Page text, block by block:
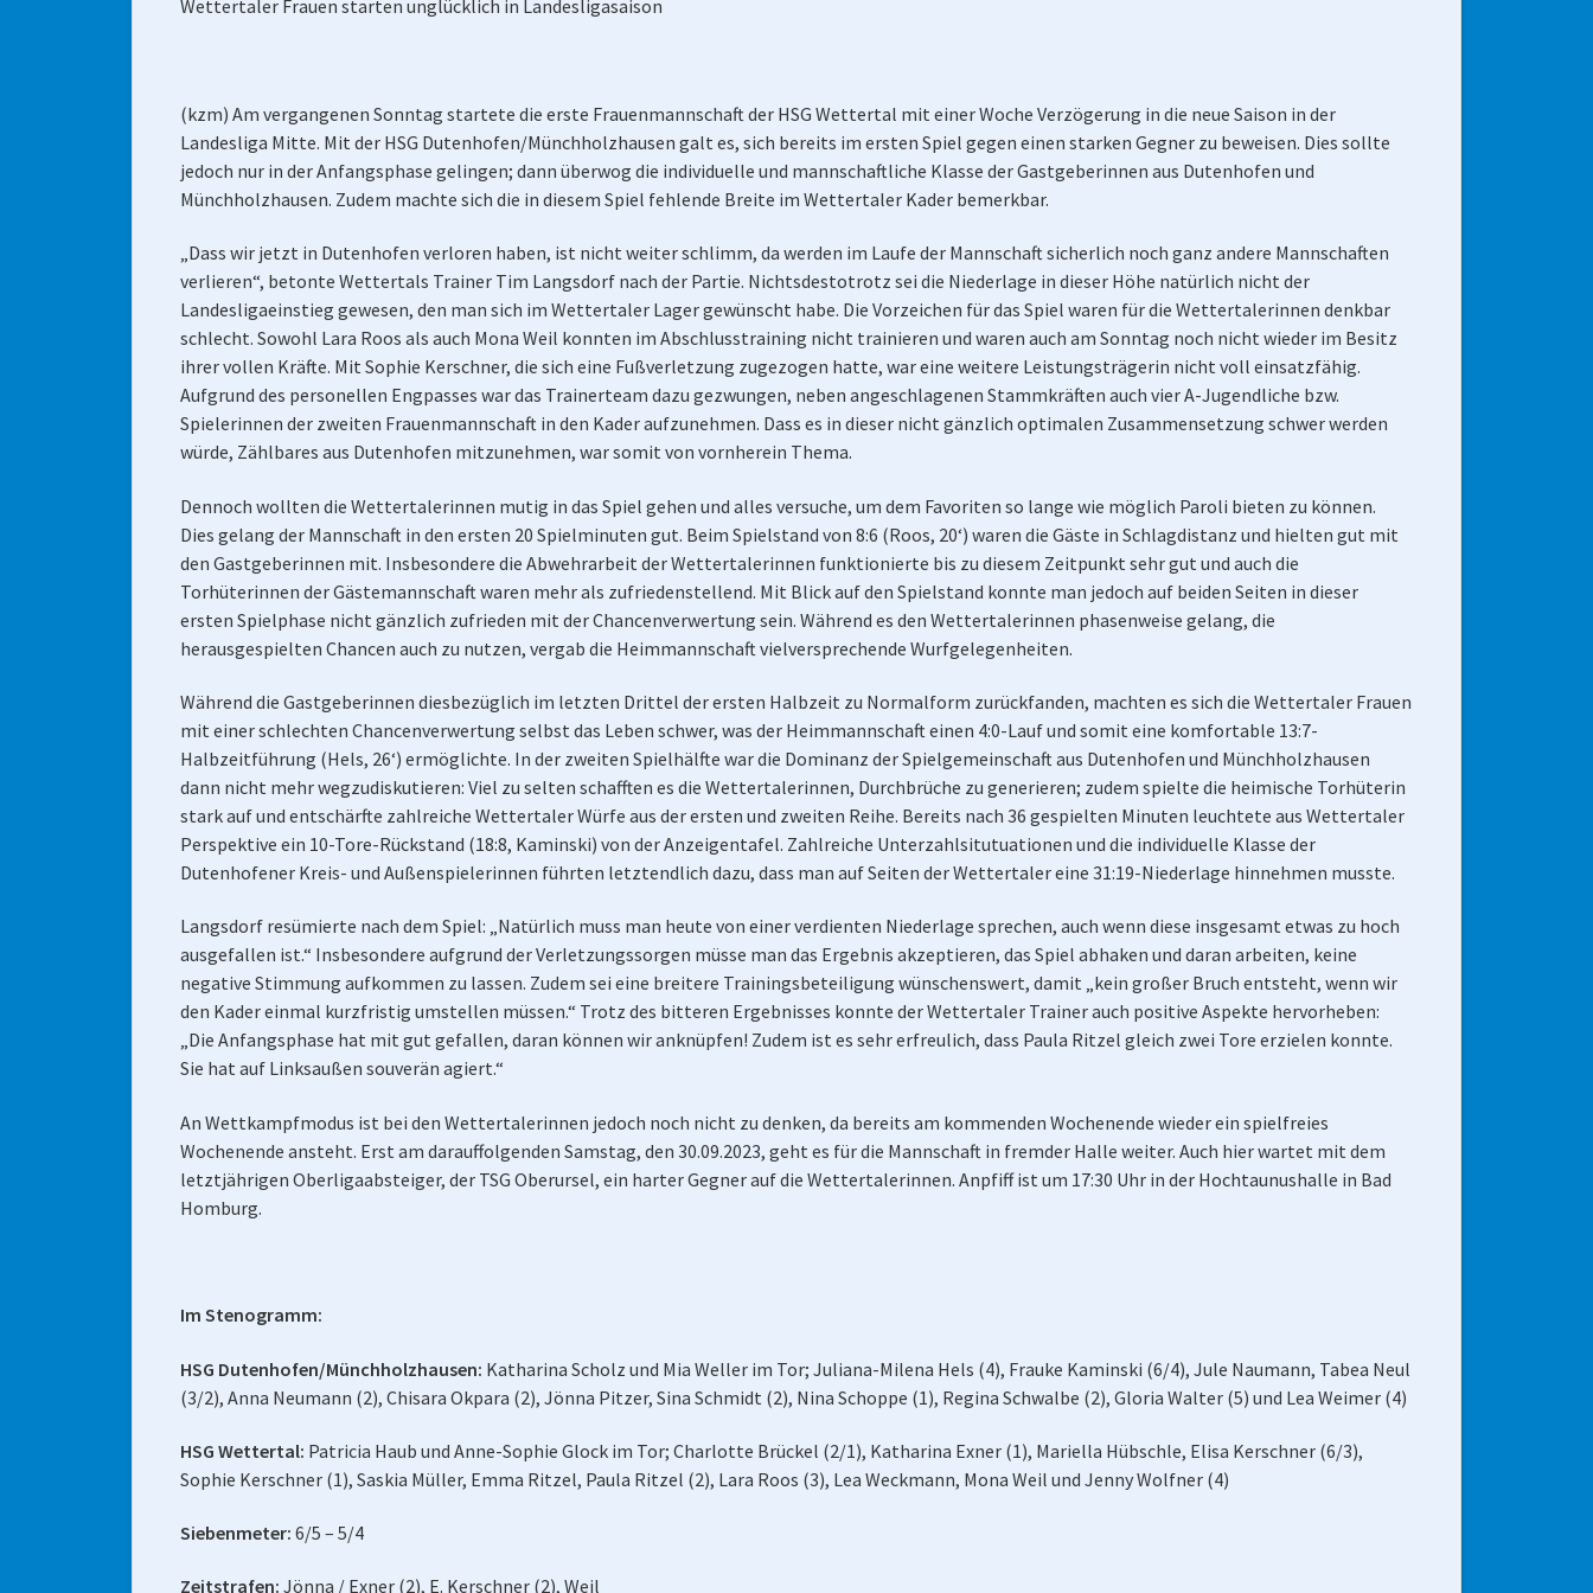
Wettertaler Frauen starten unglücklich in Landesligasaison
(kzm) Am vergangenen Sonntag startete die erste Frauenmannschaft der HSG Wettertal mit einer Woche Verzögerung in die neue Saison in der
Landesliga Mitte. Mit der HSG Dutenhofen/Münchholzhausen galt es, sich bereits im ersten Spiel gegen einen starken Gegner zu beweisen. Dies sollte
jedoch nur in der Anfangsphase gelingen; dann überwog die individuelle und mannschaftliche Klasse der Gastgeberinnen aus Dutenhofen und
Münchholzhausen. Zudem machte sich die in diesem Spiel fehlende Breite im Wettertaler Kader bemerkbar.
„Dass wir jetzt in Dutenhofen verloren haben, ist nicht weiter schlimm, da werden im Laufe der Mannschaft sicherlich noch ganz andere Mannschaften
verlieren“, betonte Wettertals Trainer Tim Langsdorf nach der Partie. Nichtsdestotrotz sei die Niederlage in dieser Höhe natürlich nicht der
Landesligaeinstieg gewesen, den man sich im Wettertaler Lager gewünscht habe. Die Vorzeichen für das Spiel waren für die Wettertalerinnen denkbar
schlecht. Sowohl Lara Roos als auch Mona Weil konnten im Abschlusstraining nicht trainieren und waren auch am Sonntag noch nicht wieder im Besitz
ihrer vollen Kräfte. Mit Sophie Kerschner, die sich eine Fußverletzung zugezogen hatte, war eine weitere Leistungsträgerin nicht voll einsatzfähig.
Aufgrund des personellen Engpasses war das Trainerteam dazu gezwungen, neben angeschlagenen Stammkräften auch vier A-Jugendliche bzw.
Spielerinnen der zweiten Frauenmannschaft in den Kader aufzunehmen. Dass es in dieser nicht gänzlich optimalen Zusammensetzung schwer werden
würde, Zählbares aus Dutenhofen mitzunehmen, war somit von vornherein Thema.
Dennoch wollten die Wettertalerinnen mutig in das Spiel gehen und alles versuche, um dem Favoriten so lange wie möglich Paroli bieten zu können.
Dies gelang der Mannschaft in den ersten 20 Spielminuten gut. Beim Spielstand von 8:6 (Roos, 20‘) waren die Gäste in Schlagdistanz und hielten gut mit
den Gastgeberinnen mit. Insbesondere die Abwehrarbeit der Wettertalerinnen funktionierte bis zu diesem Zeitpunkt sehr gut und auch die
Torhüterinnen der Gästemannschaft waren mehr als zufriedenstellend. Mit Blick auf den Spielstand konnte man jedoch auf beiden Seiten in dieser
ersten Spielphase nicht gänzlich zufrieden mit der Chancenverwertung sein. Während es den Wettertalerinnen phasenweise gelang, die
herausgespielten Chancen auch zu nutzen, vergab die Heimmannschaft vielversprechende Wurfgelegenheiten.
Während die Gastgeberinnen diesbezüglich im letzten Drittel der ersten Halbzeit zu Normalform zurückfanden, machten es sich die Wettertaler Frauen
mit einer schlechten Chancenverwertung selbst das Leben schwer, was der Heimmannschaft einen 4:0-Lauf und somit eine komfortable 13:7-
Halbzeitführung (Hels, 26‘) ermöglichte. In der zweiten Spielhälfte war die Dominanz der Spielgemeinschaft aus Dutenhofen und Münchholzhausen
dann nicht mehr wegzudiskutieren: Viel zu selten schafften es die Wettertalerinnen, Durchbrüche zu generieren; zudem spielte die heimische Torhüterin
stark auf und entschärfte zahlreiche Wettertaler Würfe aus der ersten und zweiten Reihe. Bereits nach 36 gespielten Minuten leuchtete aus Wettertaler
Perspektive ein 10-Tore-Rückstand (18:8, Kaminski) von der Anzeigentafel. Zahlreiche Unterzahlsitutuationen und die individuelle Klasse der
Dutenhofener Kreis- und Außenspielerinnen führten letztendlich dazu, dass man auf Seiten der Wettertaler eine 31:19-Niederlage hinnehmen musste.
Langsdorf resümierte nach dem Spiel: „Natürlich muss man heute von einer verdienten Niederlage sprechen, auch wenn diese insgesamt etwas zu hoch
ausgefallen ist.“ Insbesondere aufgrund der Verletzungssorgen müsse man das Ergebnis akzeptieren, das Spiel abhaken und daran arbeiten, keine
negative Stimmung aufkommen zu lassen. Zudem sei eine breitere Trainingsbeteiligung wünschenswert, damit „kein großer Bruch entsteht, wenn wir
den Kader einmal kurzfristig umstellen müssen.“ Trotz des bitteren Ergebnisses konnte der Wettertaler Trainer auch positive Aspekte hervorheben:
„Die Anfangsphase hat mit gut gefallen, daran können wir anknüpfen! Zudem ist es sehr erfreulich, dass Paula Ritzel gleich zwei Tore erzielen konnte.
Sie hat auf Linksaußen souverän agiert.“
An Wettkampfmodus ist bei den Wettertalerinnen jedoch noch nicht zu denken, da bereits am kommenden Wochenende wieder ein spielfreies
Wochenende ansteht. Erst am darauffolgenden Samstag, den 30.09.2023, geht es für die Mannschaft in fremder Halle weiter. Auch hier wartet mit dem
letztjährigen Oberligaabsteiger, der TSG Oberursel, ein harter Gegner auf die Wettertalerinnen. Anpfiff ist um 17:30 Uhr in der Hochtaunushalle in Bad
Homburg.
Im Stenogramm:
HSG Dutenhofen/Münchholzhausen: Katharina Scholz und Mia Weller im Tor; Juliana-Milena Hels (4), Frauke Kaminski (6/4), Jule Naumann, Tabea Neul
(3/2), Anna Neumann (2), Chisara Okpara (2), Jönna Pitzer, Sina Schmidt (2), Nina Schoppe (1), Regina Schwalbe (2), Gloria Walter (5) und Lea Weimer (4)
HSG Wettertal: Patricia Haub und Anne-Sophie Glock im Tor; Charlotte Brückel (2/1), Katharina Exner (1), Mariella Hübschle, Elisa Kerschner (6/3),
Sophie Kerschner (1), Saskia Müller, Emma Ritzel, Paula Ritzel (2), Lara Roos (3), Lea Weckmann, Mona Weil und Jenny Wolfner (4)
Siebenmeter: 6/5 – 5/4
Zeitstrafen: Jönna / Exner (2), E. Kerschner (2), Weil